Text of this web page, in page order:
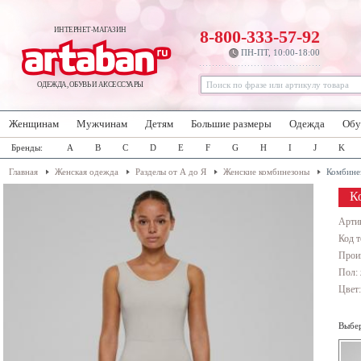
ИНТЕРНЕТ-МАГАЗИН
ОДЕЖДА, ОБУВЬ И АКСЕССУАРЫ
8-800-333-57-92
ПН-ПТ, 10:00-18:00
Женщинам Мужчинам Детям Большие размеры Одежда
Бренды: A B C D E F G H I J K
Главная Женская одежда Разделы от А до Я Женские комбинезоны
Код
Пол: